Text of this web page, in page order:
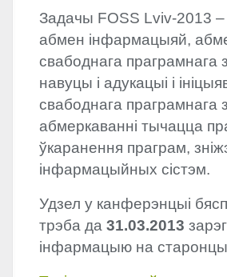
Задачы FOSS Lviv-2013
абмен інфармацыяй,
свабоднага праграмнага
навуцы і адукацыі і
свабоднага праграмнага
абмеркаванні тычацца
ўкаранення праграм,
інфармацыйных сістэм.
Удзел у канферэнцыі
трэба да 31.03.2013
інфармацыю на старонцы